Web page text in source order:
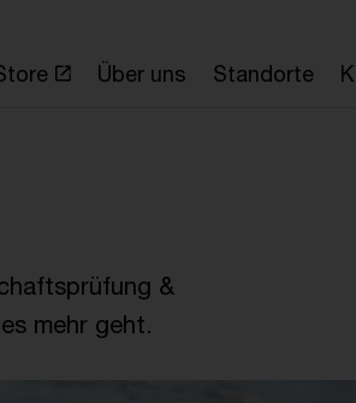
Über uns Standorte
&
mehr geht.